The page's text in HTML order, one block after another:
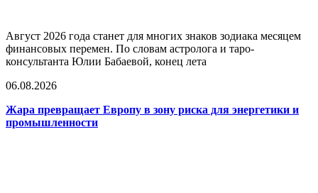
Август 2026 года станет для многих знаков зодиака месяцем
финансовых перемен. По словам астролога и таро-
консультанта Юлии Бабаевой, конец лета
06.08.2026
Жара превращает Европу в зону риска для энергетики и
промышленности